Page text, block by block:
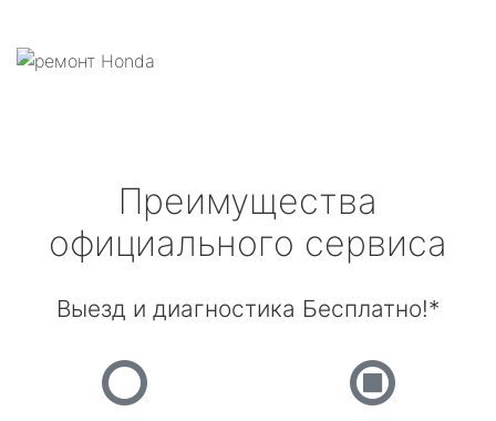
Преимущества
официального сервиса
Выезд и диагностика Бесплатно!*